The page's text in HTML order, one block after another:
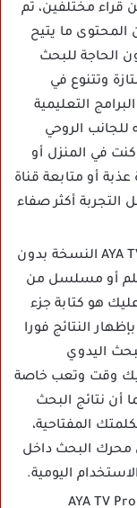
قراء مختلفين، تم
ما يتيح
الحاجة للبحث
وتتنوع في
التعليمية
للجانب الروحي
في المنزل أو
عذبة أو متابعة قناة
التجربة أكثر صفاء
يسهل تحميل تطبيق AYA TV النسخة بدون
أو مسلسل من
هو كتابة جزء
النتائج فورا
اليدوي
وقت وتعب خاصة
أن نتائج البحث
المفتاحية،
محرك البحث داخل
اليومية.
عند استخدام برنامج AYA TV Pro